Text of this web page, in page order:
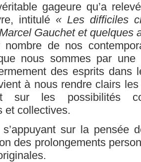
gageure qu’a
intitulé « Les difficiles
Gauchet et quelques
de nos
nous sommes par une
des esprits dans
à nous rendre clairs
sur les possibilités
et collectives.
sur la pensée
des prolongements